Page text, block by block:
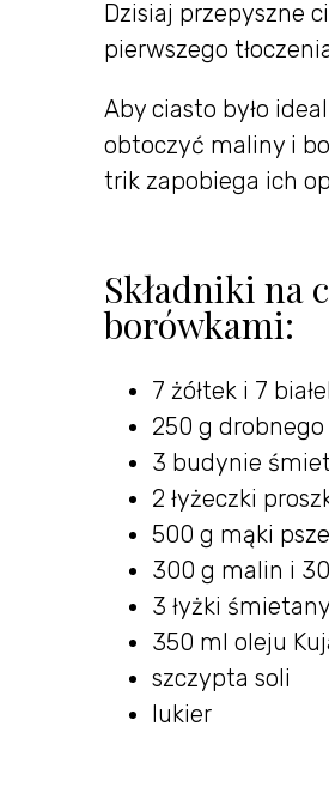
Dzisiaj przepyszne
pierwszego
Aby ciasto było
obtoczyć maliny i
trik zapobiega ich
Składniki na
borówkami:
7 żółtek i 7
250 g
3 budynie
2 łyżeczki
500 g mąki
300 g malin i
3 łyżki
350 ml oleju
szczypta soli
lukier